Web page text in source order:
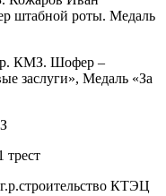
штабной роты. Медаль
КМЗ. Шофер –
заслуги», Медаль «За
трест
КТЭЦ